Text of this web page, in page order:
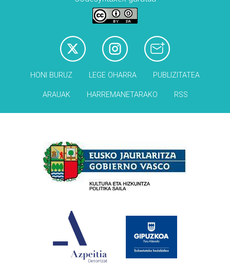
HONI BURUZ LEGE OHARRA PUBLIZITATEA
ARAUAK HARREMANETARAKO RSS